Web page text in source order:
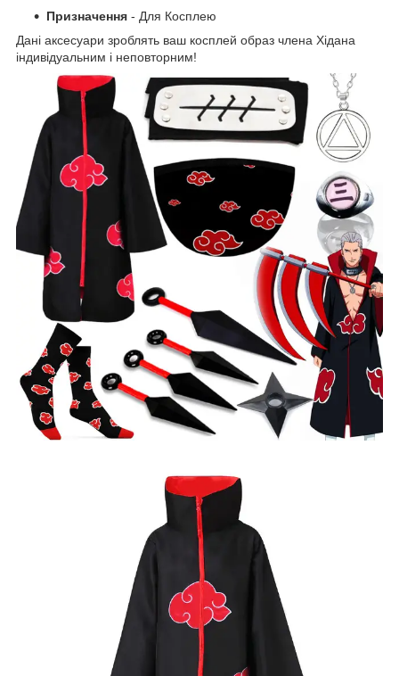
Призначення - Для Косплею
Дані аксесуари зроблять ваш косплей образ члена Хідана
індивідуальним і неповторним!